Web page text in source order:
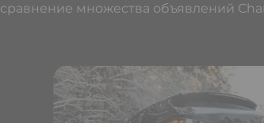
сравнение множества объявлений